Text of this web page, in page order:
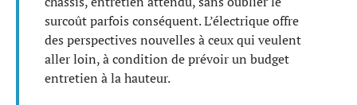
surcoût parfois conséquent. L’électrique offre
des perspectives nouvelles à ceux qui veulent
aller loin, à condition de prévoir un budget
entretien à la hauteur.